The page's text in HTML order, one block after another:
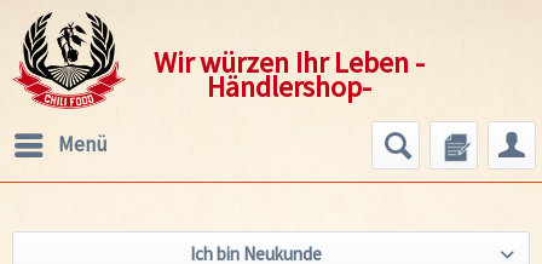
Wir würzen Ihr Leben -
Händlershop-
Menü
Ich bin Neukunde